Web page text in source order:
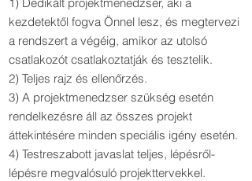
kezdetektől fogva Önnel lesz, és megtervezi
a rendszert a végéig, amikor az utolsó
csatlakozót csatlakoztatják és tesztelik.
2) Teljes rajz és ellenőrzés.
3) A projektmenedzser szükség esetén
rendelkezésre áll az összes projekt
áttekintésére minden speciális igény esetén.
4) Testreszabott javaslat teljes, lépésről-
lépésre megvalósuló projekttervekkel.